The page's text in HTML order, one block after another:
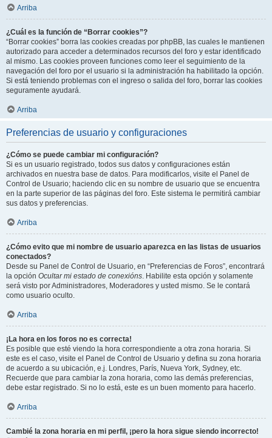
Arriba
¿Cuál es la función de “Borrar cookies”?
“Borrar cookies” borra las cookies creadas por phpBB, las cuales le mantienen
autorizado para acceder a determinados recursos del foro y estar identificado
al mismo. Las cookies proveen funciones como leer el seguimiento de la
navegación del foro por el usuario si la administración ha habilitado la opción.
Si está teniendo problemas con el ingreso o salida del foro, borrar las cookies
seguramente ayudará.
Arriba
Preferencias de usuario y configuraciones
¿Cómo se puede cambiar mi configuración?
Si es un usuario registrado, todos sus datos y configuraciones están
archivados en nuestra base de datos. Para modificarlos, visite el Panel de
Control de Usuario; haciendo clic en su nombre de usuario que se encuentra
en la parte superior de las páginas del foro. Este sistema le permitirá cambiar
sus datos y preferencias.
Arriba
¿Cómo evito que mi nombre de usuario aparezca en las listas de usuarios
conectados?
Desde su Panel de Control de Usuario, en “Preferencias de Foros”, encontrará
la opción Ocultar mi estado de conexións. Habilite esta opción y solamente
será visto por Administradores, Moderadores y usted mismo. Se le contará
como usuario oculto.
Arriba
¡La hora en los foros no es correcta!
Es posible que esté viendo la hora correspondiente a otra zona horaria. Si
este es el caso, visite el Panel de Control de Usuario y defina su zona horaria
de acuerdo a su ubicación, e.j. Londres, París, Nueva York, Sydney, etc.
Recuerde que para cambiar la zona horaria, como las demás preferencias,
debe estar registrado. Si no lo está, este es un buen momento para hacerlo.
Arriba
Cambié la zona horaria en mi perfil, ¡pero la hora sigue siendo incorrecto!